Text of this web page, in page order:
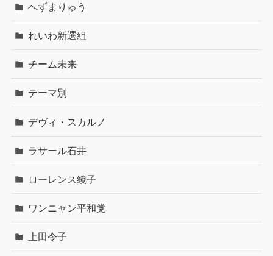
へずまりゅう
れいわ新選組
チーム未来
テーマ別
デヴィ・スカルノ
ラサール石井
ローレンス綾子
ワンニャン平和党
上田令子